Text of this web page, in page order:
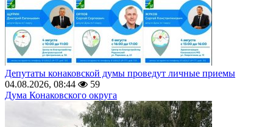
Депутаты конаковской думы проведут личные приемы
04.08.2026, 08:44
59
Дума Конаковского округа